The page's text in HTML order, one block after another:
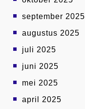
september 2025
augustus 2025
juli 2025
juni 2025
mei 2025
april 2025